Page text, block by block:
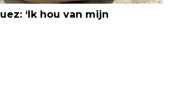
‘Ik hou van mijn